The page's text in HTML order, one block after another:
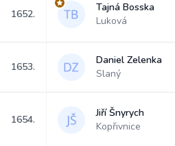
1652.
Tajná Bosska
Luková
1653.
Daniel Zelenka
Slaný
1654.
Jiří Šnyrych
Kopřivnice